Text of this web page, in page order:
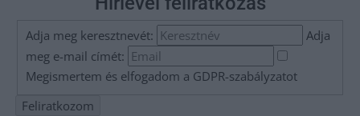
Adja meg keresztnevét:
Adja
meg e-mail címét:
Megismertem és elfogadom a GDPR-szabályzatot